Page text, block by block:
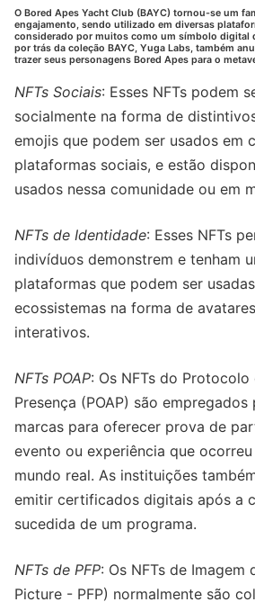
O Bored Apes Yacht Club (BAYC) tornou-se um
engajamento, sendo utilizado em diversas
considerado por muitos como um símbolo digital
por trás da coleção BAYC, Yuga Labs, também
trazer seus personagens Bored Apes para o
NFTs Sociais: Esses NFTs podem
socialmente na forma de
emojis que podem ser usados em
plataformas sociais, e estão
usados nessa comunidade ou em
NFTs de Identidade: Esses NFTs
indivíduos demonstrem e tenham
plataformas que podem ser
ecossistemas na forma de
interativos.
NFTs POAP: Os NFTs do
Presença (POAP) são
marcas para oferecer prova de
evento ou experiência que
mundo real. As instituições
emitir certificados digitais após a
sucedida de um programa.
NFTs de PFP: Os NFTs de
Picture - PFP) normalmente são